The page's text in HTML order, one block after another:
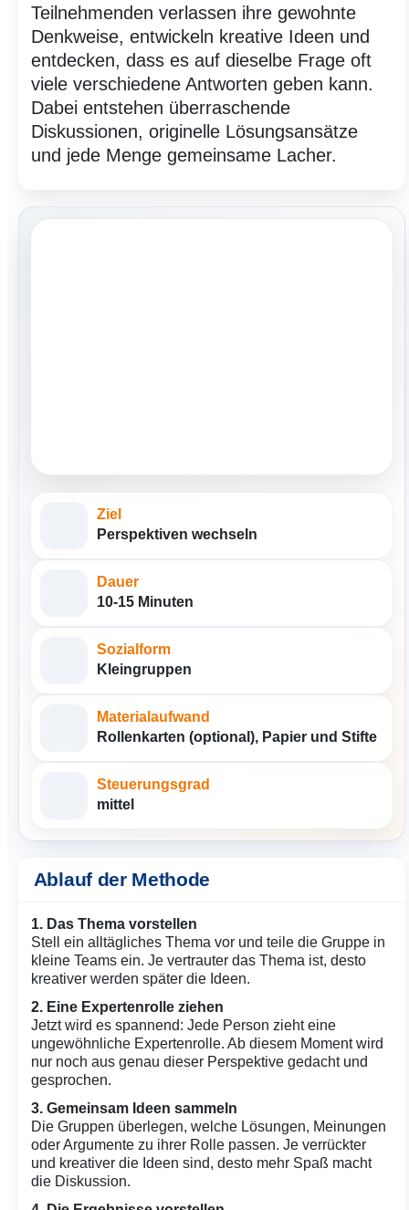
Teilnehmenden verlassen ihre gewohnte
Denkweise, entwickeln kreative Ideen und
entdecken, dass es auf dieselbe Frage oft
viele verschiedene Antworten geben kann.
Dabei entstehen überraschende
Diskussionen, originelle Lösungsansätze
und jede Menge gemeinsame Lacher.
Ziel
Perspektiven wechseln
Dauer
10-15 Minuten
Sozialform
Kleingruppen
Materialaufwand
Rollenkarten (optional), Papier und Stifte
Steuerungsgrad
mittel
Ablauf der Methode
1. Das Thema vorstellen
Stell ein alltägliches Thema vor und teile die Gruppe in
kleine Teams ein. Je vertrauter das Thema ist, desto
kreativer werden später die Ideen.
2. Eine Expertenrolle ziehen
Jetzt wird es spannend: Jede Person zieht eine
ungewöhnliche Expertenrolle. Ab diesem Moment wird
nur noch aus genau dieser Perspektive gedacht und
gesprochen.
3. Gemeinsam Ideen sammeln
Die Gruppen überlegen, welche Lösungen, Meinungen
oder Argumente zu ihrer Rolle passen. Je verrückter
und kreativer die Ideen sind, desto mehr Spaß macht
die Diskussion.